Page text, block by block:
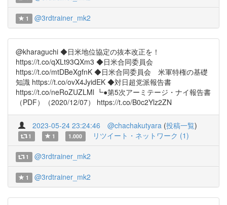
1 @3rdtrainer_mk2
@kharaguchi ◆日米地位協定の抜本改正を！
https://t.co/qXLt93QXm3 ◆日米合同委員会
https://t.co/mtDBeXgfnK ◆日米合同委員会 米軍特権の基礎
知識 https://t.co/ovX4JyidEK ◆対日超党派報告書
https://t.co/neRoZUZLMl ┗●第5次アーミテージ・ナイ報告書
（PDF）（2020/12/07） https://t.co/B0c2Ylz2ZN
2023-05-24 23:24:46 @chachakutyara (投稿一覧)
1 1 1.000 リツイート・ネットワーク (1)
1 @3rdtrainer_mk2
1 @3rdtrainer_mk2